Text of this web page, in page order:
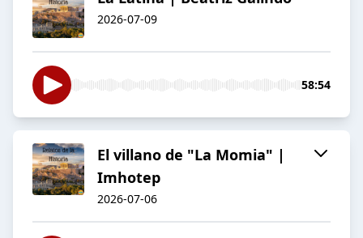
2026-07-09
58:54
El villano de "La Momia" |
Imhotep
2026-07-06